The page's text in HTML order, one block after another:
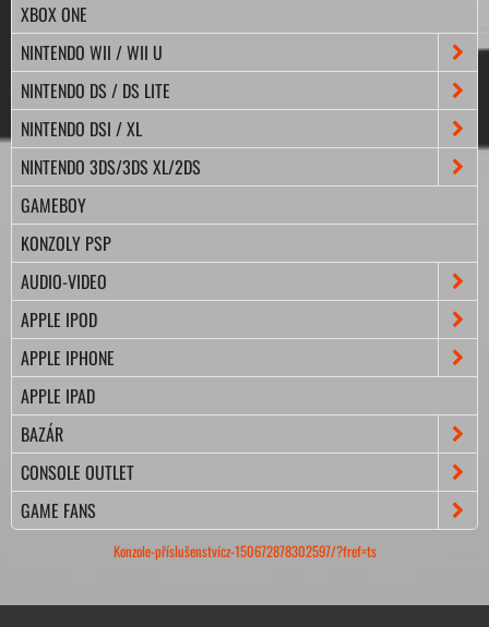
XBOX ONE
NINTENDO WII / WII U
NINTENDO DS / DS LITE
NINTENDO DSI / XL
NINTENDO 3DS/3DS XL/2DS
GAMEBOY
KONZOLY PSP
AUDIO-VIDEO
APPLE IPOD
APPLE IPHONE
APPLE IPAD
BAZÁR
CONSOLE OUTLET
GAME FANS
Konzole-příslušenstvícz-150672878302597/?fref=ts